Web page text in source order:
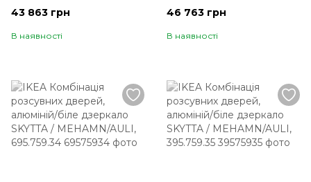
43 863 грн
В наявності
46 763 грн
В наявності